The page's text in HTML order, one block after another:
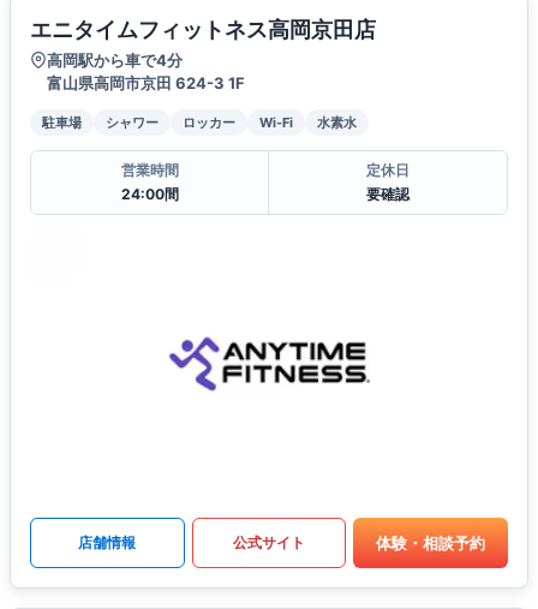
エニタイムフィットネス高岡京田店
高岡駅から車で4分
富山県高岡市京田 624-3 1F
駐車場 シャワー ロッカー Wi-Fi 水素水
営業時間
24:00間
定休日
要確認
店舗情報 公式サイト 体験・相談予約